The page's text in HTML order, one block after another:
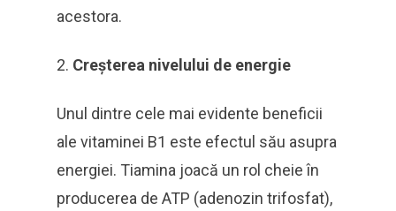
acestora.
Creșterea nivelului de energie
Unul dintre cele mai evidente beneficii
ale vitaminei B1 este efectul său asupra
energiei. Tiamina joacă un rol cheie în
producerea de ATP (adenozin trifosfat),